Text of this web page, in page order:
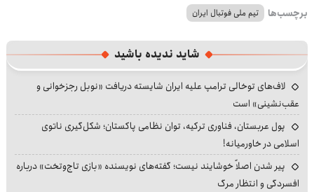
برچسب‌ها تیم ملی فوتبال ایران
شاید ندیده باشید
لاف‌های توخالی ترامپ علیه ایران شایسته دریافت «نوبل رجزخوانی و
عقب‌نشینی» است
پول عربستان، فناوری ترکیه، توان نظامی پاکستان؛ شکل‌گیری ناتوی
اسلامی در خاورمیانه!
پیر شدن اصلاً خوشایند نیست؛ گفته‌های نویسنده «بازی تاج‌وتخت» درباره
افسردگی و انتظار مرگ